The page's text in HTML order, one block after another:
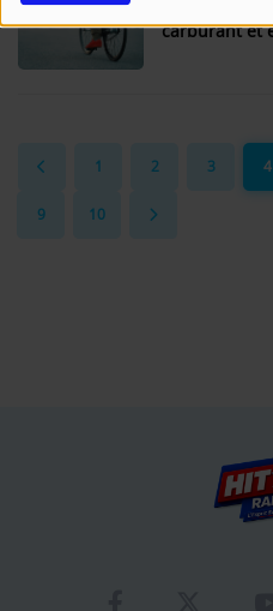
carburant et
1 2 3 4
9 10